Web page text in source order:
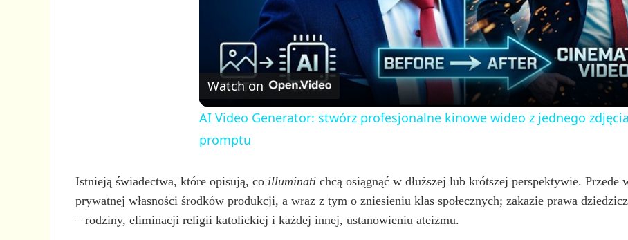
l
a
y
i
Watch on
AI Video Generator: stwórz profesjonalne kinowe wideo z jednego
promptu
Istnieją świadectwa, które opisują, co illuminati chcą osiągnąć w dłuższej lub krótszej perspektywie.
prywatnej własności środków produkcji, a wraz z tym o zniesieniu klas społecznych; zakazie prawa
– rodziny, eliminacji religii katolickiej i każdej innej, ustanowieniu ateizmu.